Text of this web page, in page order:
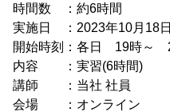
時間数 ：約6時間
実施日 ：2023年10月18
開始時刻：各日 19時～
内容 ：実習(6時間)
講師 ：当社 社員
会場 ：オンライン